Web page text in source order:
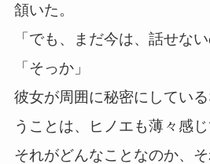
頷いた。
「でも、まだ今は、話せない
「そっか」
彼女が周囲に秘密にしてい
うことは、ヒノエも薄々感じ
それがどんなことなのか、